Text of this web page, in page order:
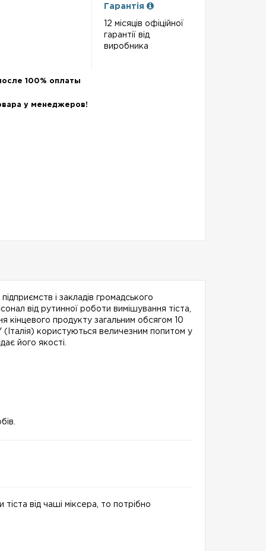
100% оплаты
у менеджеров!
Гарантія
12 місяців офіційної
гарантії від
виробника
і закладів громадського
від рутинної роботи вимішування тіста,
продукту загальним обсягом 10
користуються величезним попитом у
його якості.
від чаші міксера, то потрібно